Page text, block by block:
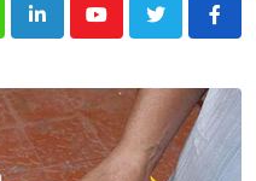
Youtube